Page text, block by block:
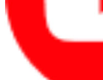
ERP, thiết kế,
Xác định
Xác định đúng nhu